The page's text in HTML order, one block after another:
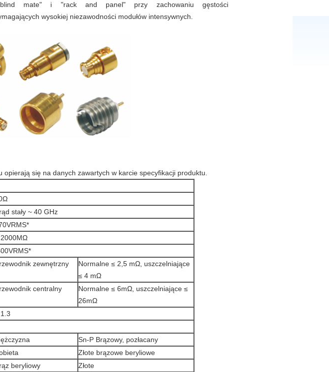
"blind mate" i "rack and panel" przy zachowaniu gęstości
wysokiej niezawodności modułów intensywnych.
się na danych zawartych w karcie specyfikacji produktu.
stały ~ 40 GHz
zewnętrzny
Normalne ≤ 2,5 mΩ, uszczelniające
≤ 4 mΩ
centralny
Normalne ≤ 6mΩ, uszczelniające ≤
26mΩ
Sn-P Brązowy, pozłacany
Złote brązowe beryliowe
beryliowy
Złote